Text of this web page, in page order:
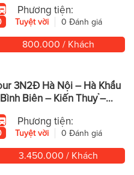
Phương tiện:
Tuyệt vời 0 Đánh giá
800.000 / Khách
3N2Đ Hà Nội – Hà Khẩu
Biên – Kiến Thuỷ –
Yến Tử – Mông Tự
Phương tiện:
Tuyệt vời 0 Đánh giá
3.450.000 / Khách